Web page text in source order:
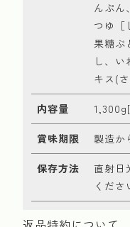
んぷん
つゆ［
果糖ぶ
し、
キス(
内容量
賞味期限 製造か
保存方法
直射日
くださ